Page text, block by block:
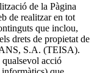
de la Pàgina
de realitzar en tot
que inclou,
drets de propietat de
S.A. (TEISA).
acció